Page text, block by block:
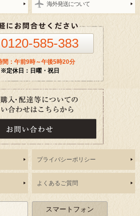
海外発送について
0120-585-383
間：午前9時～午後5時20分
※定休日：日曜・祝日
プライバシーポリシー
よくあるご質問
スマートフォン